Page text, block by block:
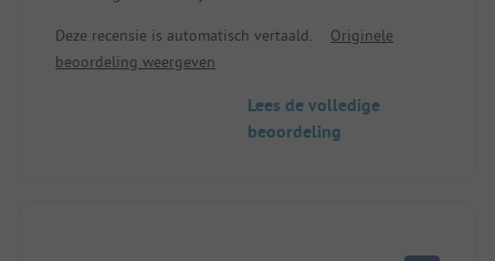
moeten oppassen bij de slagboom. En overal
ooievaars:-)
Deze recensie is automatisch vertaald.
Originele
beoordeling weergeven
Lees de volledige
beoordeling